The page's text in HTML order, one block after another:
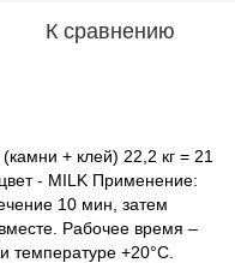
К сравнению
+ клей) 22,2 кг = 21
- MILK Применение:
10 мин, затем
Рабочее время –
температуре +20°С.